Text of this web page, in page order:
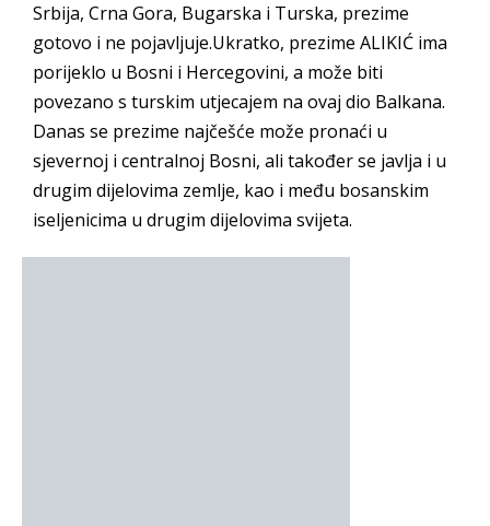
Srbija, Crna Gora, Bugarska i Turska, prezime
gotovo i ne pojavljuje.Ukratko, prezime ALIKIĆ ima
porijeklo u Bosni i Hercegovini, a može biti
povezano s turskim utjecajem na ovaj dio Balkana.
Danas se prezime najčešće može pronaći u
sjevernoj i centralnoj Bosni, ali također se javlja i u
drugim dijelovima zemlje, kao i među bosanskim
iseljenicima u drugim dijelovima svijeta.